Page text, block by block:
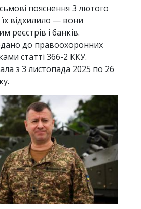
пояснення 3 лютого
відхилило — вони
реєстрів і банків.
до правоохоронних
статті 366-2 ККУ.
з 3 листопада 2025 по 26